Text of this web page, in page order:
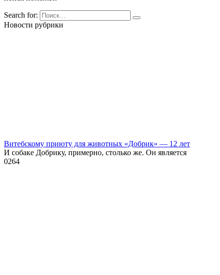
Search for:
Новости рубрики
Витебскому приюту для животных «Добрик» — 12 лет
И собаке Добрику, примерно, столько же. Он является
0264